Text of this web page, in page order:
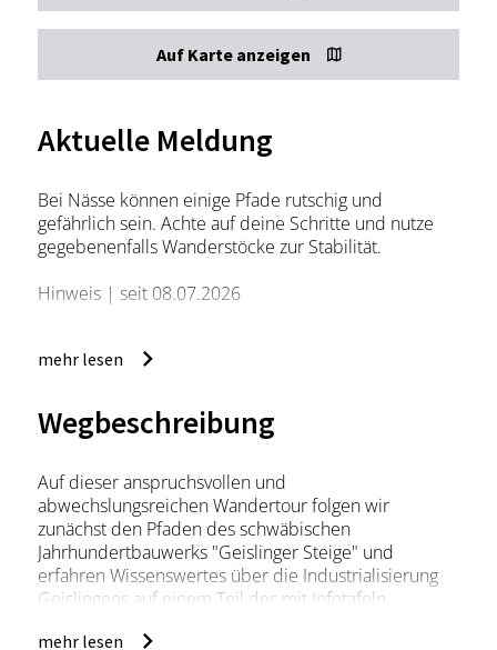
Auf Karte anzeigen
Aktuelle Meldung
Bei Nässe können einige Pfade rutschig und
gefährlich sein. Achte auf deine Schritte und nutze
gegebenenfalls Wanderstöcke zur Stabilität.
Hinweis | seit 08.07.2026
Im Gebiet Geislingen an der Steige ist grundsätzlich
Eichenprozessionsspinners zu achten. Da eine
vollständige Kontrolle aller Bereiche nicht möglich ist,
Bitte bleiben Sie auf den Wegen und halten Sie
Abstand zu Raupen, Nestern und Gespinsten.
Notice | since July 08, 2026
Warning: Oak processionary moth!
In the Geislingen an der Steige area, you should
the oak processionary moth. Since it is not possible to
mehr lesen
Wegbeschreibung
Auf dieser anspruchsvollen und
abwechslungsreichen Wandertour folgen wir
zunächst den Pfaden des schwäbischen
Jahrhundertbauwerks "Geislinger Steige" und
erfahren Wissenswertes über die Industrialisierung
Geislingens auf einem Teil des mit Infotafeln
mehr lesen